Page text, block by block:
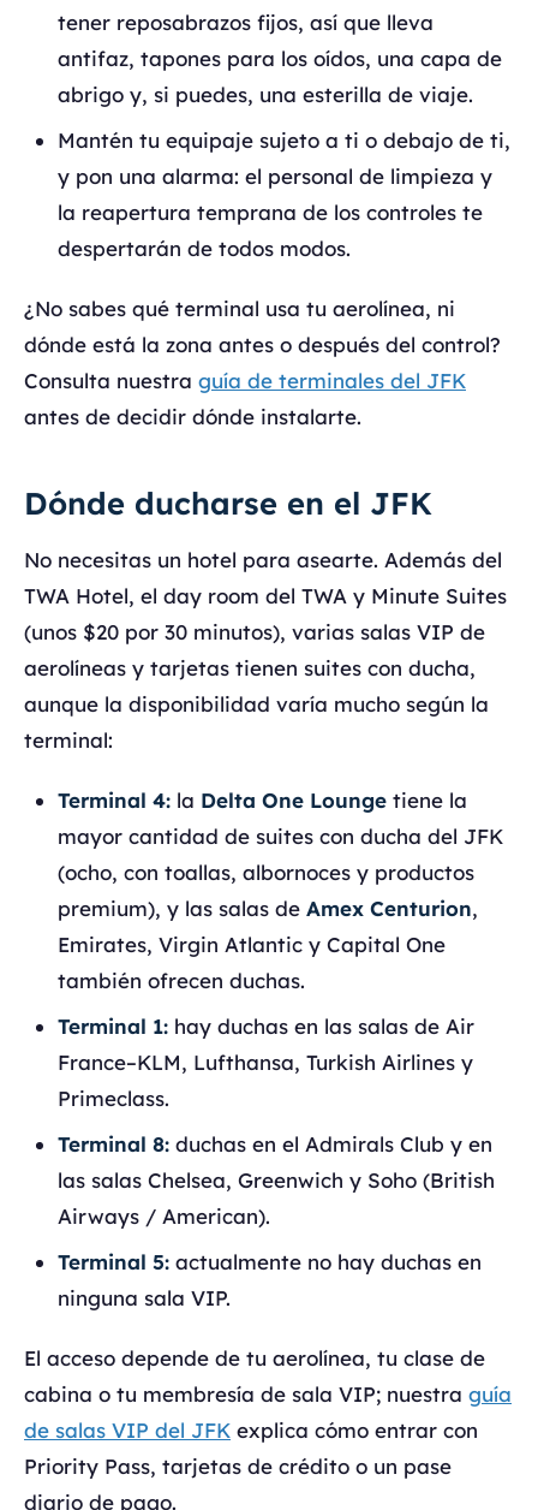
tener reposabrazos fijos, así que lleva
antifaz, tapones para los oídos, una capa de
abrigo y, si puedes, una esterilla de viaje.
Mantén tu equipaje sujeto a ti o debajo de ti,
y pon una alarma: el personal de limpieza y
la reapertura temprana de los controles te
despertarán de todos modos.
¿No sabes qué terminal usa tu aerolínea, ni
dónde está la zona antes o después del control?
Consulta nuestra guía de terminales del JFK
antes de decidir dónde instalarte.
Dónde ducharse en el JFK
No necesitas un hotel para asearte. Además del
TWA Hotel, el day room del TWA y Minute Suites
(unos $20 por 30 minutos), varias salas VIP de
aerolíneas y tarjetas tienen suites con ducha,
aunque la disponibilidad varía mucho según la
terminal:
Terminal 4: la Delta One Lounge tiene la
mayor cantidad de suites con ducha del JFK
(ocho, con toallas, albornoces y productos
premium), y las salas de Amex Centurion,
Emirates, Virgin Atlantic y Capital One
también ofrecen duchas.
Terminal 1: hay duchas en las salas de Air
France–KLM, Lufthansa, Turkish Airlines y
Primeclass.
Terminal 8: duchas en el Admirals Club y en
las salas Chelsea, Greenwich y Soho (British
Airways / American).
Terminal 5: actualmente no hay duchas en
ninguna sala VIP.
El acceso depende de tu aerolínea, tu clase de
cabina o tu membresía de sala VIP; nuestra guía
de salas VIP del JFK explica cómo entrar con
Priority Pass, tarjetas de crédito o un pase
diario de pago.